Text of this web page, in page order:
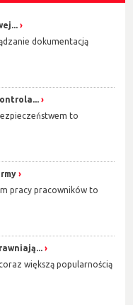
dokumentacją
to
pracy pracowników to
większą popularnością